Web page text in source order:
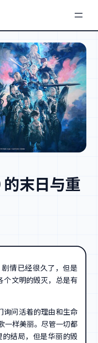
末日与重
剧情已经很久了，但是
个文明的毁灭，总是有
询问活着的理由和生命
一样美丽。尽管一切都
结局，但是华丽的毁